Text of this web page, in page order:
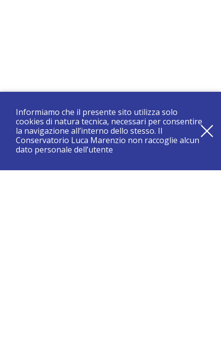
registrati e resta aggiornato su tutte le novità
Informiamo che il presente sito utilizza solo
cookies di natura tecnica, necessari per consentire
la navigazione all’interno dello stesso. Il
Conservatorio Luca Marenzio non raccoglie alcun
dato personale dell’utente